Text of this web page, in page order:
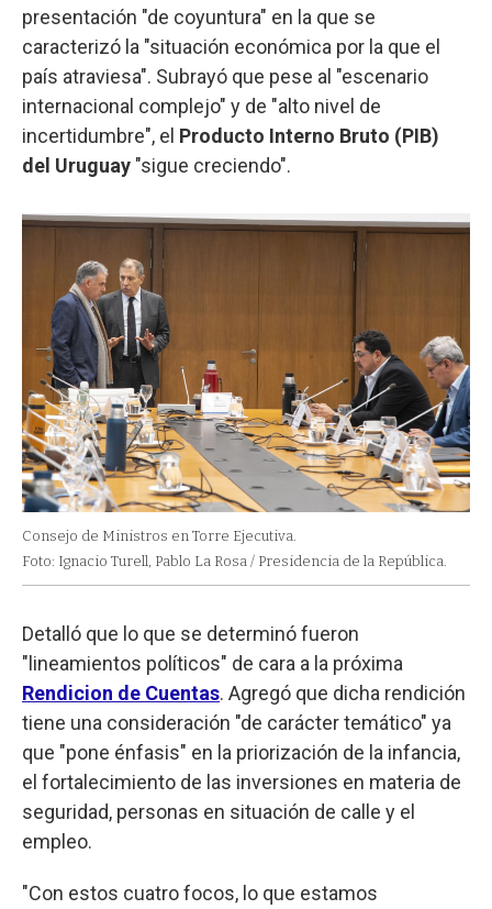
presentación "de coyuntura" en la que se
caracterizó la "situación económica por la que el
país atraviesa". Subrayó que pese al "escenario
internacional complejo" y de "alto nivel de
incertidumbre", el Producto Interno Bruto (PIB)
del Uruguay "sigue creciendo".
Consejo de Ministros en Torre Ejecutiva.
Foto: Ignacio Turell, Pablo La Rosa / Presidencia de la República.
Detalló que lo que se determinó fueron
"lineamientos políticos" de cara a la próxima
Rendicion de Cuentas. Agregó que dicha rendición
tiene una consideración "de carácter temático" ya
que "pone énfasis" en la priorización de la infancia,
el fortalecimiento de las inversiones en materia de
seguridad, personas en situación de calle y el
empleo.
"Con estos cuatro focos, lo que estamos